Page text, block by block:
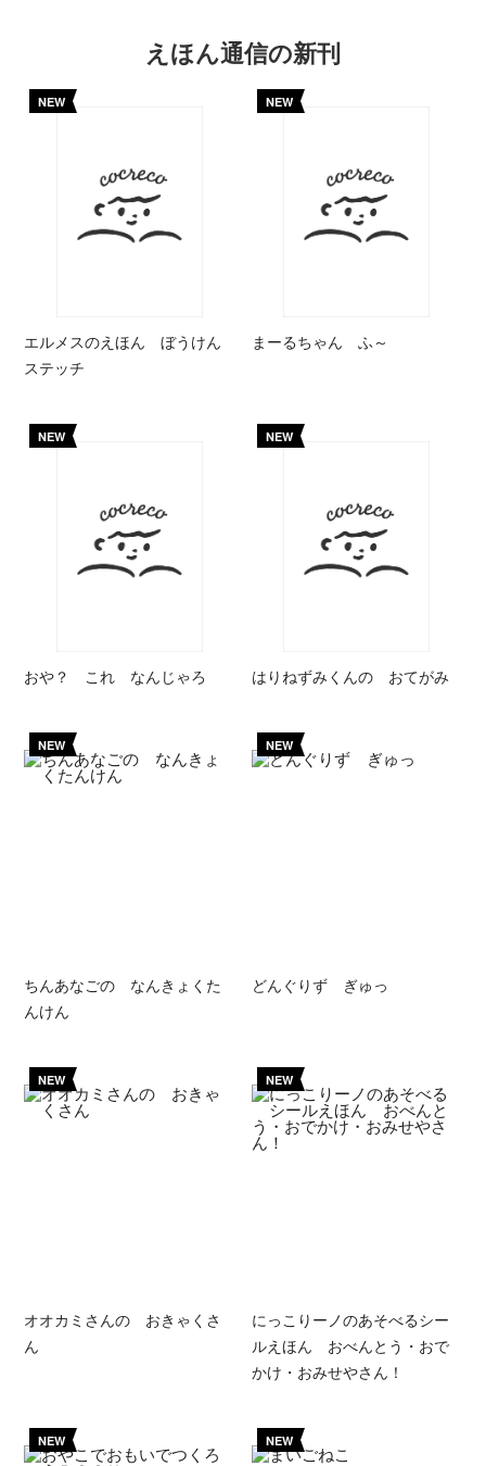
えほん通信の新刊
NEW
エルメスのえほん ぼうけん
ステッチ
NEW
まーるちゃん ふ～
NEW
おや？ これ なんじゃろ
NEW
はりねずみくんの おてがみ
NEW
ちんあなごの なんきょくた
んけん
NEW
どんぐりず ぎゅっ
NEW
オオカミさんの おきゃくさ
ん
NEW
にっこりーノのあそべるシー
ルえほん おべんとう・おで
かけ・おみせやさん！
NEW NEW